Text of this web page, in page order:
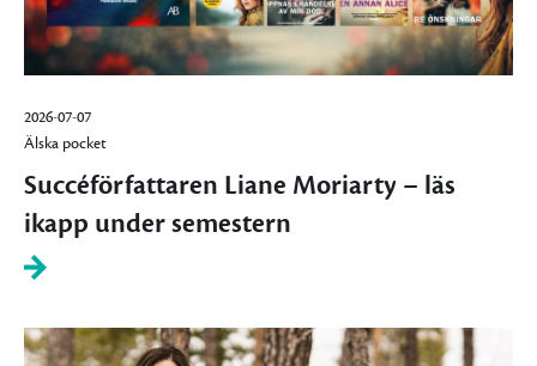
2026-07-07
Älska pocket
Succéförfattaren Liane Moriarty – läs
ikapp under semestern